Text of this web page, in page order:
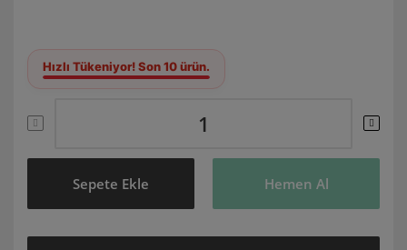
Sepete Ekle Hemen Al